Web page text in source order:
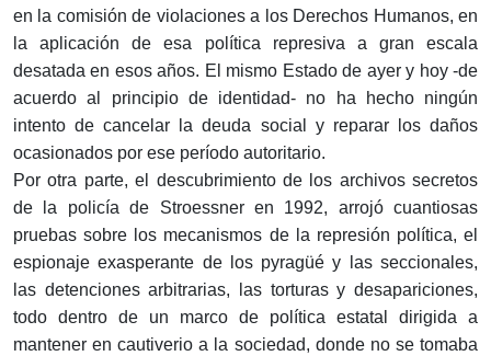
en la comisión de violaciones a los Derechos Humanos, en
la aplicación de esa política represiva a gran escala
desatada en esos años. El mismo Estado de ayer y hoy -de
acuerdo al principio de identidad- no ha hecho ningún
intento de cancelar la deuda social y reparar los daños
ocasionados por ese período autoritario.
Por otra parte, el descubrimiento de los archivos secretos
de la policía de Stroessner en 1992, arrojó cuantiosas
pruebas sobre los mecanismos de la represión política, el
espionaje exasperante de los pyragüé y las seccionales,
las detenciones arbitrarias, las torturas y desapariciones,
todo dentro de un marco de política estatal dirigida a
mantener en cautiverio a la sociedad, donde no se tomaba